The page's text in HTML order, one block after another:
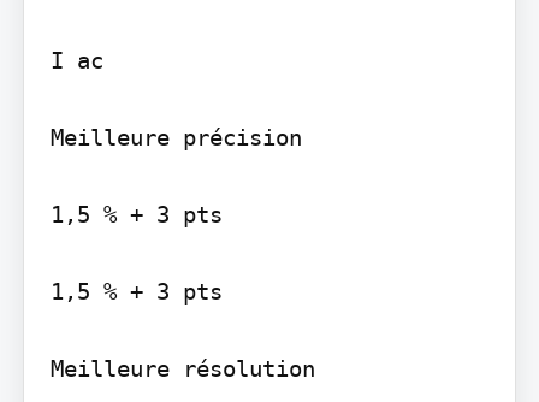
I ac
Meilleure précision
1,5 % + 3 pts
1,5 % + 3 pts
Meilleure résolution